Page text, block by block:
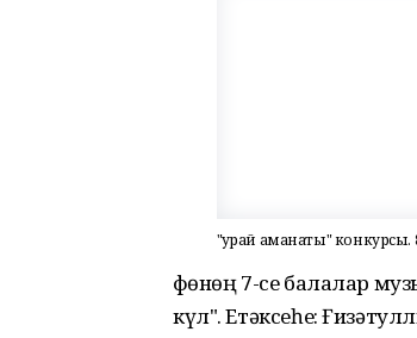
"Ҡурай аманаты"
Өфөнөң 7-се балалар
күл". Етәксеһе: